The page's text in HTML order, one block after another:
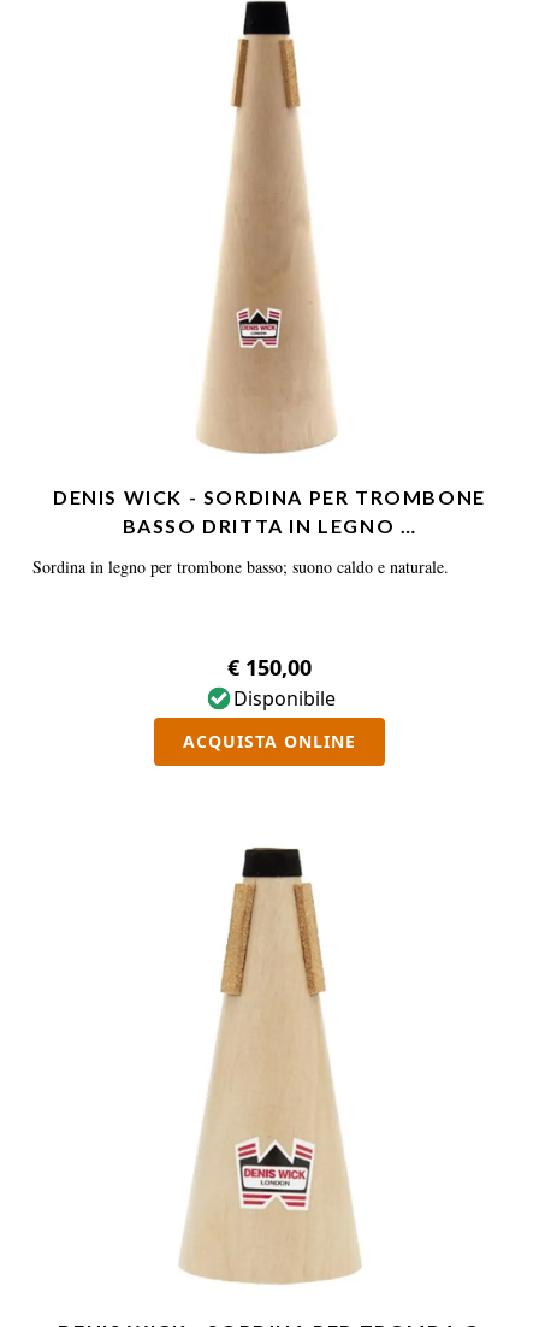
DENIS WICK - SORDINA PER TROMBONE
BASSO DRITTA IN LEGNO …
Sordina in legno per trombone basso; suono caldo e naturale.
€ 150,00
Disponibile
ACQUISTA ONLINE